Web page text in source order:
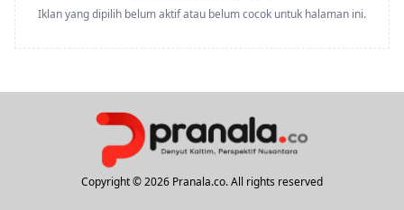
Iklan yang dipilih belum aktif atau belum cocok untuk halaman ini.
Copyright © 2026 Pranala.co. All rights reserved